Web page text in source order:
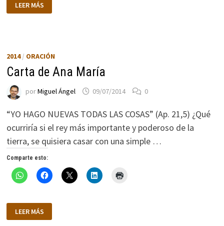
FIGURA
FAMILIAR
LEER MÁS
2014/ ORACIÓN
Carta de Ana María
porMiguel Ángel 09/07/2014 0
“YO HAGO NUEVAS TODAS LAS COSAS” (Ap. 21,5) ¿Qué
ocurriría si el rey más importante y poderoso de la
tierra, se quisiera casar con una simple …
Comparte esto:
DE
ANA
LEER MÁS